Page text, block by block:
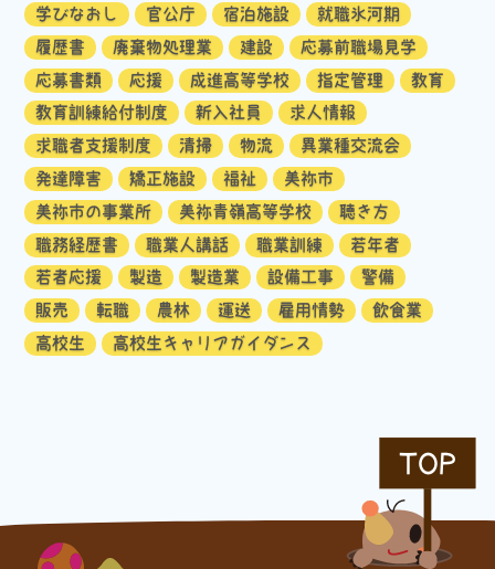
学びなおし
官公庁 宿泊施設
就職氷河期
履歴書
廃棄物処理業 建設
応募前職場見学
応募書類
応援 成進高等学校 指定管理
教育
教育訓練給付制度
新入社員
求人情報
求職者支援制度
清掃 物流
異業種交流会
発達障害
矯正施設 福祉
美祢市
美祢市の事業所
美祢青嶺高等学校
聴き方
職務経歴書
職業人講話 職業訓練
若年者
若者応援
製造 製造業 設備工事
警備
販売
転職 農林 運送 雇用情勢
飲食業
高校生
高校生キャリアガイダンス
TOP